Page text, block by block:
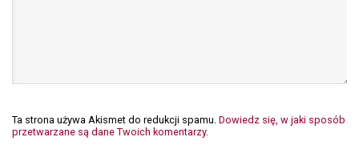
Ta strona używa Akismet do redukcji spamu. Dowiedz się, w jaki sposób
przetwarzane są dane Twoich komentarzy.